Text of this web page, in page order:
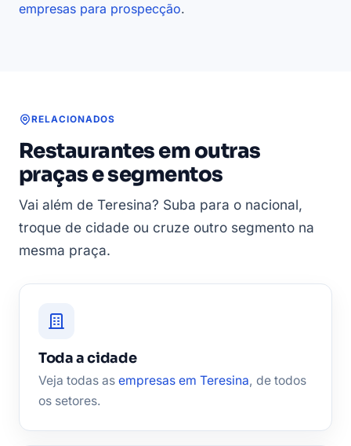
empresas para prospecção.
RELACIONADOS
Restaurantes em outras
praças e segmentos
Vai além de Teresina? Suba para o nacional,
troque de cidade ou cruze outro segmento na
mesma praça.
Toda a cidade
Veja todas as empresas em Teresina, de todos
os setores.